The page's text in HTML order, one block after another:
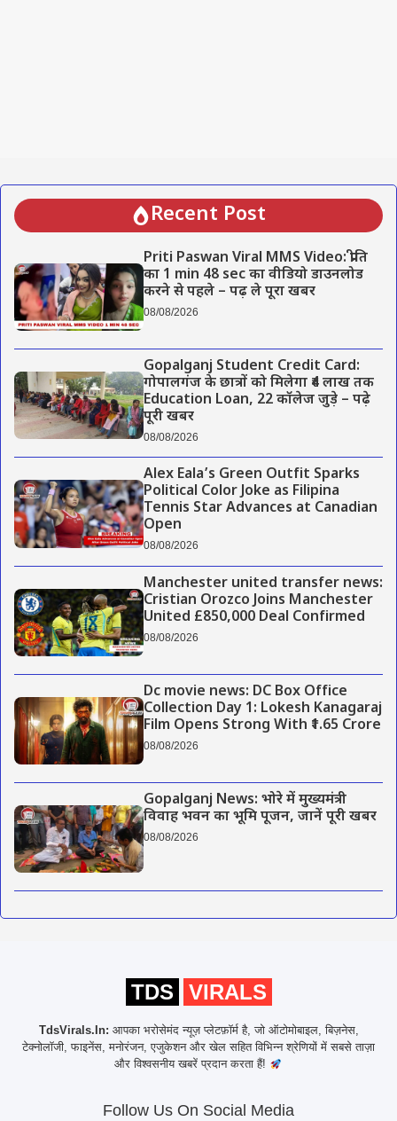
Recent Post
Priti Paswan Viral MMS Video: प्रीति
का 1 min 48 sec का वीडियो डाउनलोड
करने से पहले – पढ़ ले पूरा खबर
08/08/2026
Gopalganj Student Credit Card:
गोपालगंज के छात्रों को मिलेगा ₹4 लाख तक
Education Loan, 22 कॉलेज जुड़े – पढ़े
पूरी खबर
08/08/2026
Alex Eala’s Green Outfit Sparks
Political Color Joke as Filipina
Tennis Star Advances at Canadian
Open
08/08/2026
Manchester united transfer news:
Cristian Orozco Joins Manchester
United £850,000 Deal Confirmed
08/08/2026
Dc movie news: DC Box Office
Collection Day 1: Lokesh Kanagaraj
Film Opens Strong With ₹1.65 Crore
08/08/2026
Gopalganj News: भोरे में मुख्यमंत्री
विवाह भवन का भूमि पूजन, जानें पूरी खबर
08/08/2026
TDS VIRALS
TdsVirals.In: आपका भरोसेमंद न्यूज़ प्लेटफ़ॉर्म है, जो ऑटोमोबाइल, बिज़नेस,
टेक्नोलॉजी, फाइनेंस, मनोरंजन, एजुकेशन और खेल सहित विभिन्न श्रेणियों में सबसे ताज़ा
और विश्वसनीय खबरें प्रदान करता हैं!
Follow Us On Social Media